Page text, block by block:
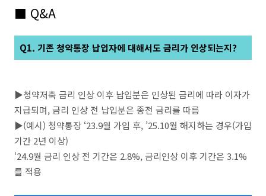
■ Q&A
Q1. 기존 청약통장 납입자에 대해서도 금리가 인상되는지?
▶청약저축 금리 인상 이후 납입분은 인상된 금리에 따라 이자가
지급되며, 금리 인상 전 납입분은 종전 금리를 따름
▶(예시) 청약통장 ‘23.9월 가입 후, ’25.10월 해지하는 경우(가입
기간 2년 이상)
‘24.9월 금리 인상 전 기간은 2.8%, 금리인상 이후 기간은 3.1%
를 적용